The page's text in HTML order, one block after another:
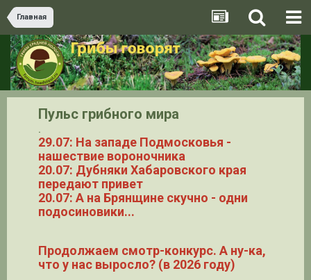
Главная
Пульс грибного мира
.
29.07: На западе Подмосковья -
нашествие вороночника
20.07: Дубняки Хабаровского края
передают привет
20.07: А на Брянщине скучно - одни
подосиновики...
Продолжаем смотр-конкурс. А ну-ка,
что у нас выросло? (в 2026 году)